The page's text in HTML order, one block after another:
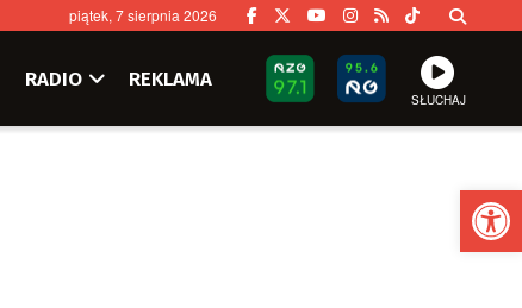
piątek, 7 sierpnia 2026
RADIO REKLAMA
SŁUCHAJ